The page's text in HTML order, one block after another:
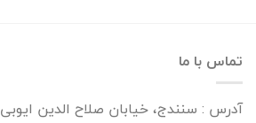
تماس با ما
آدرس : سنندج، خیابان صلاح الدین